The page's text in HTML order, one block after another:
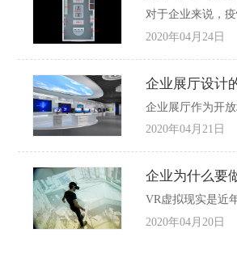
2020年04月24日
企业展厅设计
2020年04月21日
2020年04月20日